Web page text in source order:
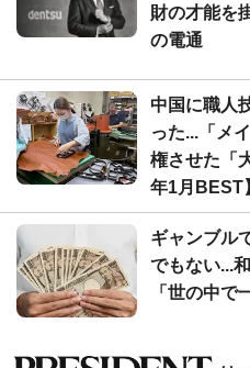
財の才能を
の電通
中国に職人
った...「メ
権させた「
年1月BEST
ギャンブル
でもない...
「世の中で